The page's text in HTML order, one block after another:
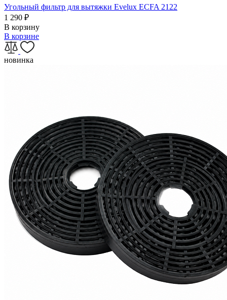
Угольный фильтр для вытяжки Evelux ECFA 2122
1 290 ₽
В корзину
В корзине
новинка